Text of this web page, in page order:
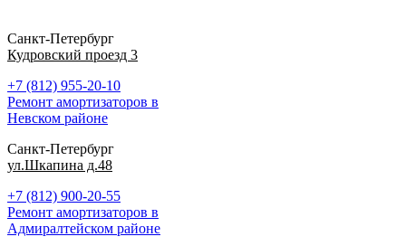
Санкт-Петербург
Кудровский проезд 3
+7 (812) 955-20-10
Ремонт амортизаторов в
Невском районе
Санкт-Петербург
ул.Шкапина д.48
+7 (812) 900-20-55
Ремонт амортизаторов в
Адмиралтейском районе